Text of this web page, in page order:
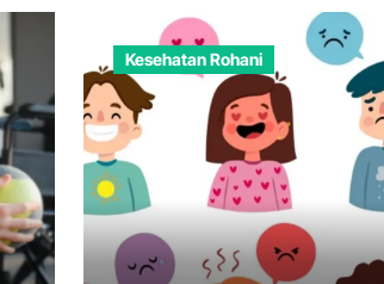
Kesehatan Rohani